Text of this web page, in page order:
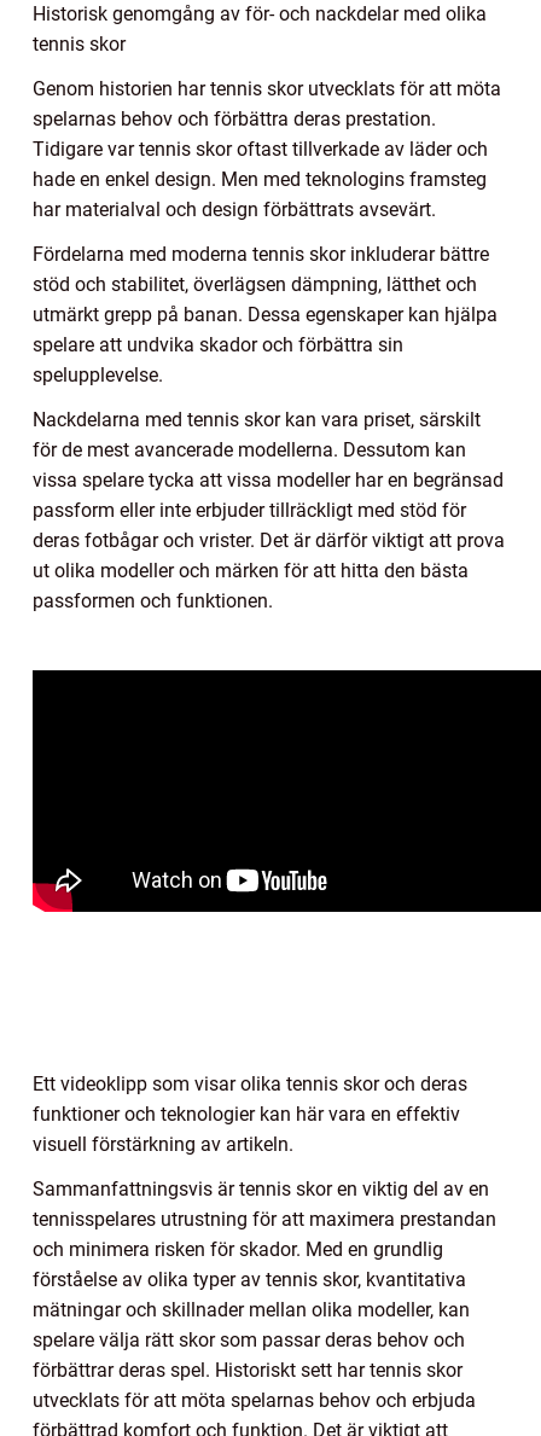
Historisk genomgång av för- och nackdelar med olika
tennis skor
Genom historien har tennis skor utvecklats för att möta
spelarnas behov och förbättra deras prestation.
Tidigare var tennis skor oftast tillverkade av läder och
hade en enkel design. Men med teknologins framsteg
har materialval och design förbättrats avsevärt.
Fördelarna med moderna tennis skor inkluderar bättre
stöd och stabilitet, överlägsen dämpning, lätthet och
utmärkt grepp på banan. Dessa egenskaper kan hjälpa
spelare att undvika skador och förbättra sin
spelupplevelse.
Nackdelarna med tennis skor kan vara priset, särskilt
för de mest avancerade modellerna. Dessutom kan
vissa spelare tycka att vissa modeller har en begränsad
passform eller inte erbjuder tillräckligt med stöd för
deras fotbågar och vrister. Det är därför viktigt att prova
ut olika modeller och märken för att hitta den bästa
passformen och funktionen.
Ett videoklipp som visar olika tennis skor och deras
funktioner och teknologier kan här vara en effektiv
visuell förstärkning av artikeln.
Sammanfattningsvis är tennis skor en viktig del av en
tennisspelares utrustning för att maximera prestandan
och minimera risken för skador. Med en grundlig
förståelse av olika typer av tennis skor, kvantitativa
mätningar och skillnader mellan olika modeller, kan
spelare välja rätt skor som passar deras behov och
förbättrar deras spel. Historiskt sett har tennis skor
utvecklats för att möta spelarnas behov och erbjuda
förbättrad komfort och funktion. Det är viktigt att